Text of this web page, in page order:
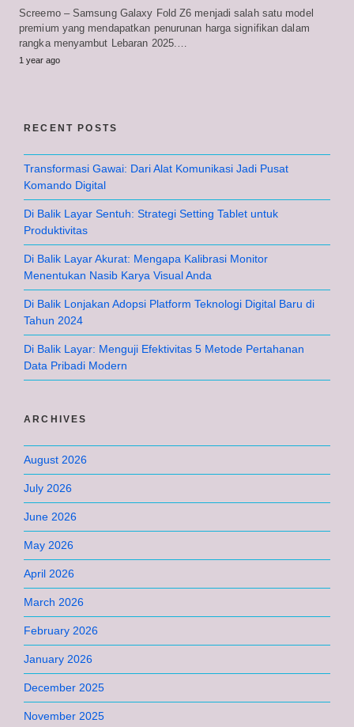
Screemo – Samsung Galaxy Fold Z6 menjadi salah satu model
premium yang mendapatkan penurunan harga signifikan dalam
rangka menyambut Lebaran 2025.…
1 year ago
RECENT POSTS
Transformasi Gawai: Dari Alat Komunikasi Jadi Pusat
Komando Digital
Di Balik Layar Sentuh: Strategi Setting Tablet untuk
Produktivitas
Di Balik Layar Akurat: Mengapa Kalibrasi Monitor
Menentukan Nasib Karya Visual Anda
Di Balik Lonjakan Adopsi Platform Teknologi Digital Baru di
Tahun 2024
Di Balik Layar: Menguji Efektivitas 5 Metode Pertahanan
Data Pribadi Modern
ARCHIVES
August 2026
July 2026
June 2026
May 2026
April 2026
March 2026
February 2026
January 2026
December 2025
November 2025